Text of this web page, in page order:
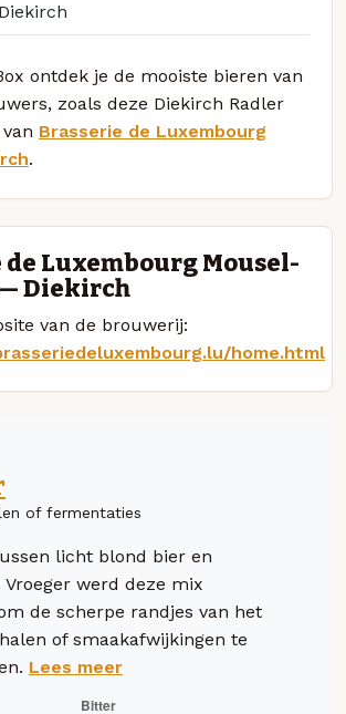
Diekirch
ontdek je de mooiste bieren van
zoals deze Diekirch Radler
Brasserie de Luxembourg
.
de Luxembourg Mousel-
Diekirch
van de brouwerij:
home.html
of fermentaties
licht blond bier en
Vroeger werd deze mix
de scherpe randjes van het
of smaakafwijkingen te
Lees meer